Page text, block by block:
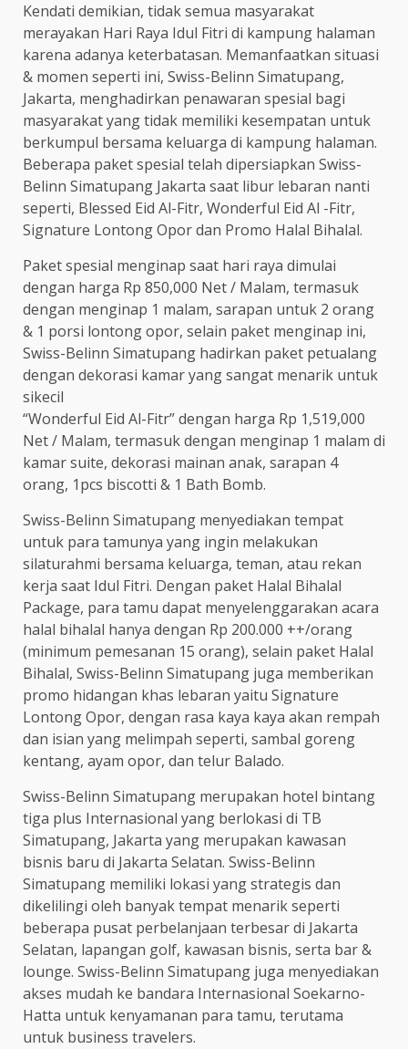
Kendati demikian, tidak semua masyarakat
merayakan Hari Raya Idul Fitri di kampung halaman
karena adanya keterbatasan. Memanfaatkan situasi
& momen seperti ini, Swiss-Belinn Simatupang,
Jakarta, menghadirkan penawaran spesial bagi
masyarakat yang tidak memiliki kesempatan untuk
berkumpul bersama keluarga di kampung halaman.
Beberapa paket spesial telah dipersiapkan Swiss-
Belinn Simatupang Jakarta saat libur lebaran nanti
seperti, Blessed Eid Al-Fitr, Wonderful Eid Al -Fitr,
Signature Lontong Opor dan Promo Halal Bihalal.
Paket spesial menginap saat hari raya dimulai
dengan harga Rp 850,000 Net / Malam, termasuk
dengan menginap 1 malam, sarapan untuk 2 orang
& 1 porsi lontong opor, selain paket menginap ini,
Swiss-Belinn Simatupang hadirkan paket petualang
dengan dekorasi kamar yang sangat menarik untuk
sikecil
“Wonderful Eid Al-Fitr” dengan harga Rp 1,519,000
Net / Malam, termasuk dengan menginap 1 malam di
kamar suite, dekorasi mainan anak, sarapan 4
orang, 1pcs biscotti & 1 Bath Bomb.
Swiss-Belinn Simatupang menyediakan tempat
untuk para tamunya yang ingin melakukan
silaturahmi bersama keluarga, teman, atau rekan
kerja saat Idul Fitri. Dengan paket Halal Bihalal
Package, para tamu dapat menyelenggarakan acara
halal bihalal hanya dengan Rp 200.000 ++/orang
(minimum pemesanan 15 orang), selain paket Halal
Bihalal, Swiss-Belinn Simatupang juga memberikan
promo hidangan khas lebaran yaitu Signature
Lontong Opor, dengan rasa kaya kaya akan rempah
dan isian yang melimpah seperti, sambal goreng
kentang, ayam opor, dan telur Balado.
Swiss-Belinn Simatupang merupakan hotel bintang
tiga plus Internasional yang berlokasi di TB
Simatupang, Jakarta yang merupakan kawasan
bisnis baru di Jakarta Selatan. Swiss-Belinn
Simatupang memiliki lokasi yang strategis dan
dikelilingi oleh banyak tempat menarik seperti
beberapa pusat perbelanjaan terbesar di Jakarta
Selatan, lapangan golf, kawasan bisnis, serta bar &
lounge. Swiss-Belinn Simatupang juga menyediakan
akses mudah ke bandara Internasional Soekarno-
Hatta untuk kenyamanan para tamu, terutama
untuk business travelers.